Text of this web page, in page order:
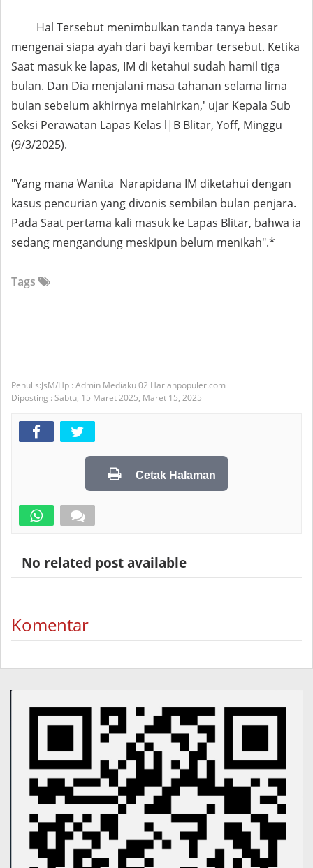
Hal Tersebut menimbulkan tanda tanya besar
mengenai siapa ayah dari bayi kembar tersebut. Ketika
Saat masuk ke lapas, IM di ketahui sudah hamil tiga
bulan. Dan Dia menjalani masa tahanan selama lima
bulan sebelum akhirnya melahirkan,' ujar Kepala Sub
Seksi Perawatan Lapas Kelas l|B Blitar, Yoff, Minggu
(9/3/2025).
"Yang mana Wanita Narapidana IM diketahui dengan
kasus pencurian yang divonis sembilan bulan penjara.
Pada Saat pertama kali masuk ke Lapas Blitar, bahwa ia
sedang mengandung meskipun belum menikah".*
Tags
JsM/Hp : Admin Mediaku 02 Harianpopuler.com
Diposting : Sabtu, 15 Maret 2025, Maret 15, 2025
Cetak Halaman
No related post available
Komentar